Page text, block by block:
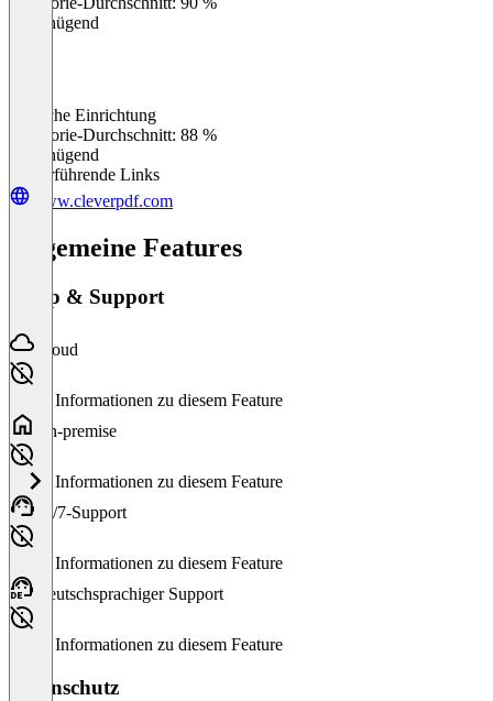
Ungenügend
Einfache Einrichtung
Kategorie-Durchschnitt: 88 %
Ungenügend
Weiterführende Links
www.cleverpdf.com
Allgemeine Features
Setup & Support
Cloud
Keine Informationen zu diesem Feature
On-premise
Keine Informationen zu diesem Feature
24/7-Support
Keine Informationen zu diesem Feature
Deutschsprachiger Support
Keine Informationen zu diesem Feature
Datenschutz